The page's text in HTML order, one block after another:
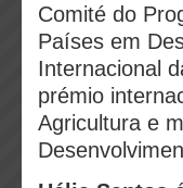
Comité do
Países em
Internacional
prémio
Agricultura e